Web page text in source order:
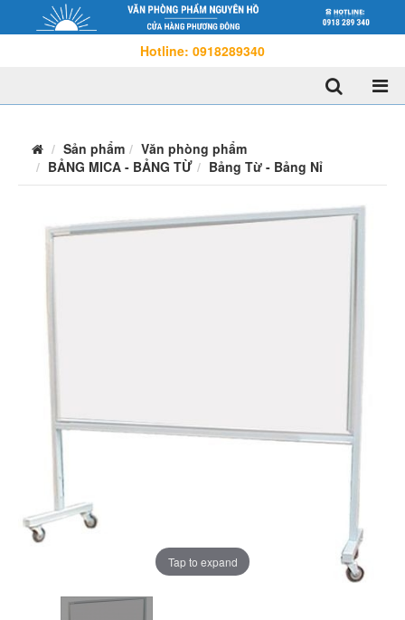
Hotline: 0918289340
Sản phẩm
Văn phòng phẩm
BẢNG MICA - BẢNG TỪ
Bảng Từ - Bảng Nỉ
Tap to expand